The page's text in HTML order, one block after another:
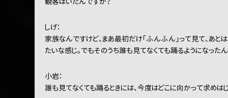
観客はいたんですか？
しげ：
家族なんですけど、まあ最初だけ「ふんふん」って見て、あと
たいな感じ。でもそのうち誰も見てなくても踊るようになったん
小岩：
誰も見てなくても踊るときには、今度はどこに向かって求め